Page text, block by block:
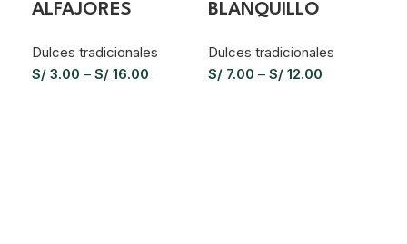
ALFAJORES
Dulces tradicionales
S/ 3.00 – S/ 16.00
BLANQUILLO
Dulces tradicionales
S/ 7.00 – S/ 12.00